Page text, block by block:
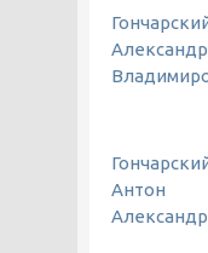
Александр
Антон